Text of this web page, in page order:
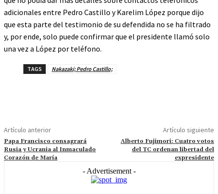
adicionales entre Pedro Castillo y Karelim López porque dijo
que esta parte del testimonio de su defendida no se ha filtrado
y, por ende, solo puede confirmar que el presidente llamó solo
una vez a López por teléfono.
TAGS Nakazaki; Pedro Castillo;
Artículo anterior
Papa Francisco consagrará
Rusia y Ucrania al Inmaculado
Corazón de María
Artículo siguiente
Alberto Fujimori: Cuatro votos
del TC ordenan libertad del
expresidente
- Advertisement -